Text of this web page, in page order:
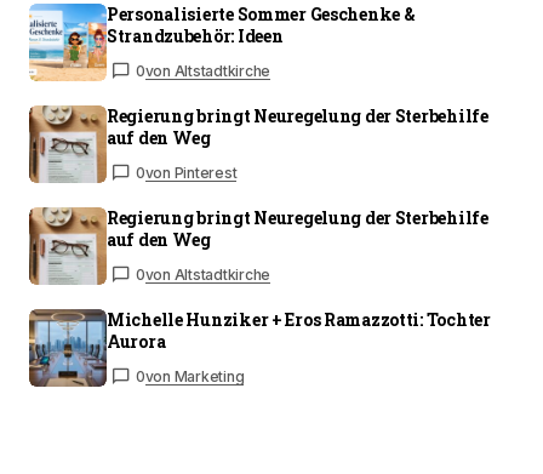
Personalisierte Sommer Geschenke &
Strandzubehör: Ideen
0von Altstadtkirche
Regierung bringt Neuregelung der Sterbehilfe
auf den Weg
0von Pinterest
Regierung bringt Neuregelung der Sterbehilfe
auf den Weg
0von Altstadtkirche
Michelle Hunziker + Eros Ramazzotti: Tochter
Aurora
0von Marketing